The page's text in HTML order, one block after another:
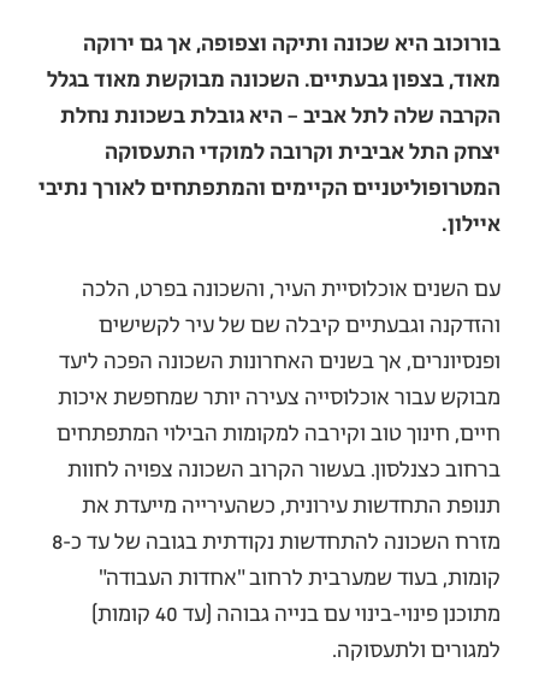
בורוכוב היא שכונה ותיקה וצפופה, אך גם ירוקה
מאוד, בצפון גבעתיים. השכונה מבוקשת מאוד בגלל
הקרבה שלה לתל אביב – היא גובלת בשכונת נחלת
יצחק התל אביבית וקרובה למוקדי התעסוקה
המטרופוליטניים הקיימים והמתפתחים לאורך נתיבי
איילון.
עם השנים אוכלוסיית העיר, והשכונה בפרט, הלכה
והזדקנה וגבעתיים קיבלה שם של עיר לקשישים
ופנסיונרים, אך בשנים האחרונות השכונה הפכה ליעד
מבוקש עבור אוכלוסייה צעירה יותר שמחפשת איכות
חיים, חינוך טוב וקירבה למקומות הבילוי המתפתחים
ברחוב כצנלסון. בעשור הקרוב השכונה צפויה לחוות
תנופת התחדשות עירונית, כשהעירייה מייעדת את
מזרח השכונה להתחדשות נקודתית בגובה של עד כ-8
קומות, בעוד שמערבית לרחוב "אחדות העבודה"
מתוכנן פינוי-בינוי עם בנייה גבוהה (עד 40 קומות)
למגורים ולתעסוקה.